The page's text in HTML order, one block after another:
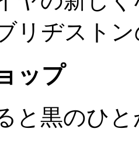
リヂスト
ップ
と黒のひ